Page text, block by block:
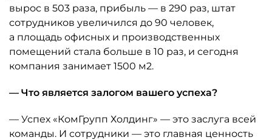
вырос в 503 раза, прибыль — в 290 раз, штат
сотрудников увеличился до 90 человек,
а площадь офисных и производственных
помещений стала больше в 10 раз, и сегодня
компания занимает 1500 м2.
— Что является залогом вашего успеха?
— Успех «КомГрупп Холдинг» — это заслуга всей
команды. И сотрудники — это главная ценность